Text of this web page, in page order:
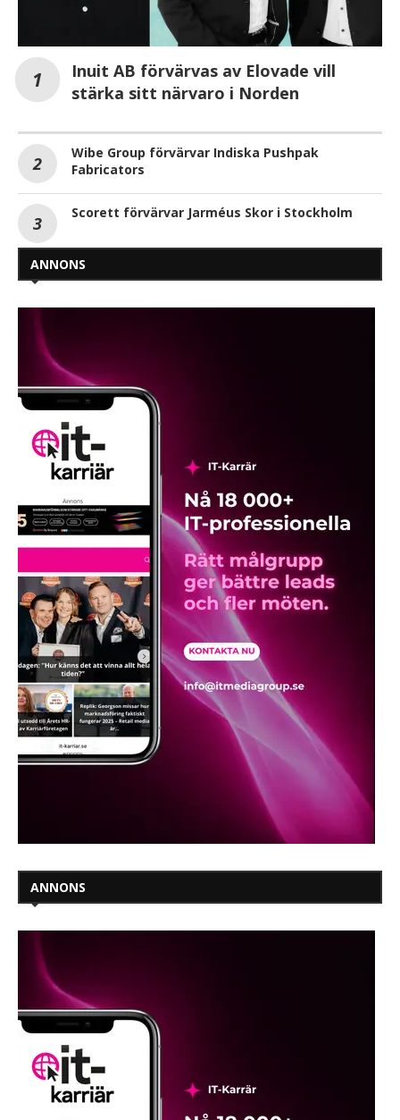
Inuit AB förvärvas av Elovade vill
stärka sitt närvaro i Norden
Wibe Group förvärvar Indiska Pushpak
Fabricators
Scorett förvärvar Jarméus Skor i Stockholm
ANNONS
ANNONS